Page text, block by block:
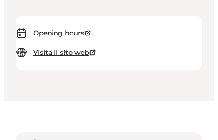
Opening hours
Visita il sito web